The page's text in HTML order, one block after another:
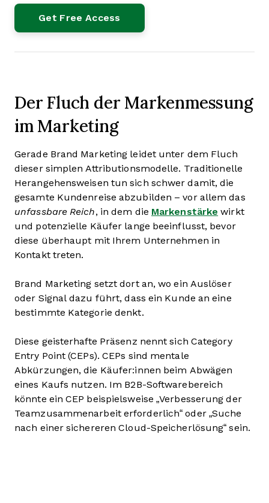
Der Fluch der Markenmessung
im Marketing
Gerade Brand Marketing leidet unter dem Fluch
dieser simplen Attributionsmodelle. Traditionelle
Herangehensweisen tun sich schwer damit, die
gesamte Kundenreise abzubilden – vor allem das
unfassbare Reich, in dem die Markenstärke wirkt
und potenzielle Käufer lange beeinflusst, bevor
diese überhaupt mit Ihrem Unternehmen in
Kontakt treten.
Brand Marketing setzt dort an, wo ein Auslöser
oder Signal dazu führt, dass ein Kunde an eine
bestimmte Kategorie denkt.
Diese geisterhafte Präsenz nennt sich Category
Entry Point (CEPs). CEPs sind mentale
Abkürzungen, die Käufer:innen beim Abwägen
eines Kaufs nutzen. Im B2B-Softwarebereich
könnte ein CEP beispielsweise „Verbesserung der
Teamzusammenarbeit erforderlich“ oder „Suche
nach einer sichereren Cloud-Speicherlösung“ sein.